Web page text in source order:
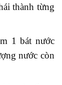
thành từng
1 bát nước
nước còn